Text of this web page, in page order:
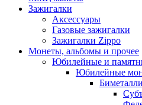
Зажигалки
Аксессуары
Газовые зажигалки
Зажигалки Zippo
Монеты, альбомы и прочее
Юбилейные и
Юбилейные